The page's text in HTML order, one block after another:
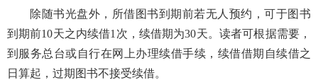
除随书光盘外，所借图书到期前若无人预约，可于图书
到期前10天之内续借1次，续借期为30天。读者可根据需要，
到服务总台或自行在网上办理续借手续，续借借期自续借之
日算起，过期图书不接受续借。